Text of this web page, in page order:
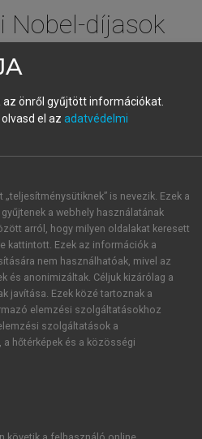
Nobel-díjasok
és gazdasági
intézményi gazdaságtani
kapcsolódik a
fejlődés közötti oksági
politikatudományi
tanulmánya alapján
az a nézet, hogy a
bővülése révén a
(
vitatta – matematikai
be (lásd
önről gyűjtött információkat.
el az adatvédelmi
is nevezik. Ezek a
a webhely használatának
arról, hogy milyen oldalakat keresett
kattintott. Ezek az információk a
nem használhatóak, mivel az
és anonimizáltak. Céljuk kizárólag a
javítása. Ezek közé tartoznak a
elemzési szolgáltatásokhoz
szolgáltatások a
hőtérképek és a közösségi
követik a felhasználó online